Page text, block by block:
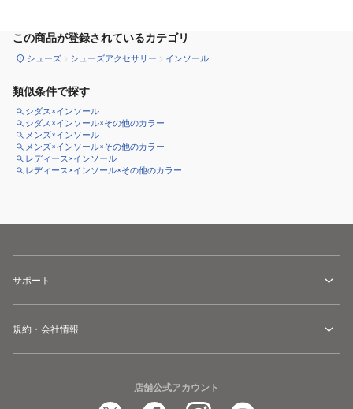
この商品が登録されているカテゴリ
シューズ シューズアクセサリー インソール
類似条件で探す
シダス×インソール
シダス×インソール×その他のカラー
メンズ×インソール
メンズ×インソール×その他のカラー
レディース×インソール
レディース×インソール×その他のカラー
サポート
規約・会社情報
店舗公式アカウント